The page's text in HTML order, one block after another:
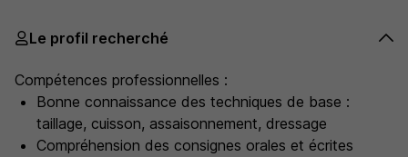
Le profil recherché
Compétences professionnelles :
Bonne connaissance des techniques de base :
taillage, cuisson, assaisonnement, dressage
Compréhension des consignes orales et écrites